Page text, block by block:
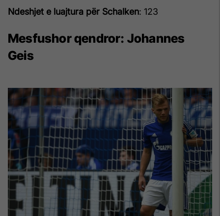
Ndeshjet e luajtura për Schalken: 123
Mesfushor qendror: Johannes
Geis